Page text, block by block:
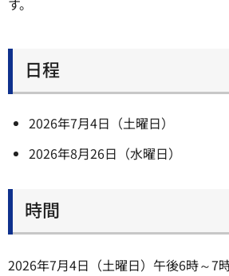
す。
日程
2026年7月4日（土曜日）
2026年8月26日（水曜日）
時間
2026年7月4日（土曜日）午後6時～7